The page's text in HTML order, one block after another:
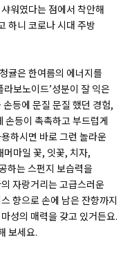
워였다는 점에서 착안해
하니 코로나 시대 주방
귤은 한여름의 에너지를
보노이드’성분이 잘 익은
등에 문질 문질 했던 경험,
손등이 촉촉하고 부드럽게
하시면 바로 그런 놀라운
마일 꽃, 잇꽃, 치자,
하는 스펀지 보습력을
자랑거리는 고급스러운
향으로 손에 남은 잔향까지
성의 매력을 갖고 있거든요.
보세요.